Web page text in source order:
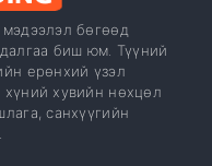
бөгөөд
биш юм. Түүний
ерөнхий үзэл
​​​​хувийн нөхцөл
санхүүгийн